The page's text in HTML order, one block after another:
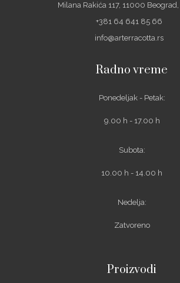
Milana Rakića 117, 11000
+381 64 641 85 66
info@arterracotta.rs
Radno vreme
Ponedeljak - Petak:
9.00 h - 17.00 h
Subota:
10.00 h - 14.00 h
Nedelja:
Zatvoreno
Proizvodi